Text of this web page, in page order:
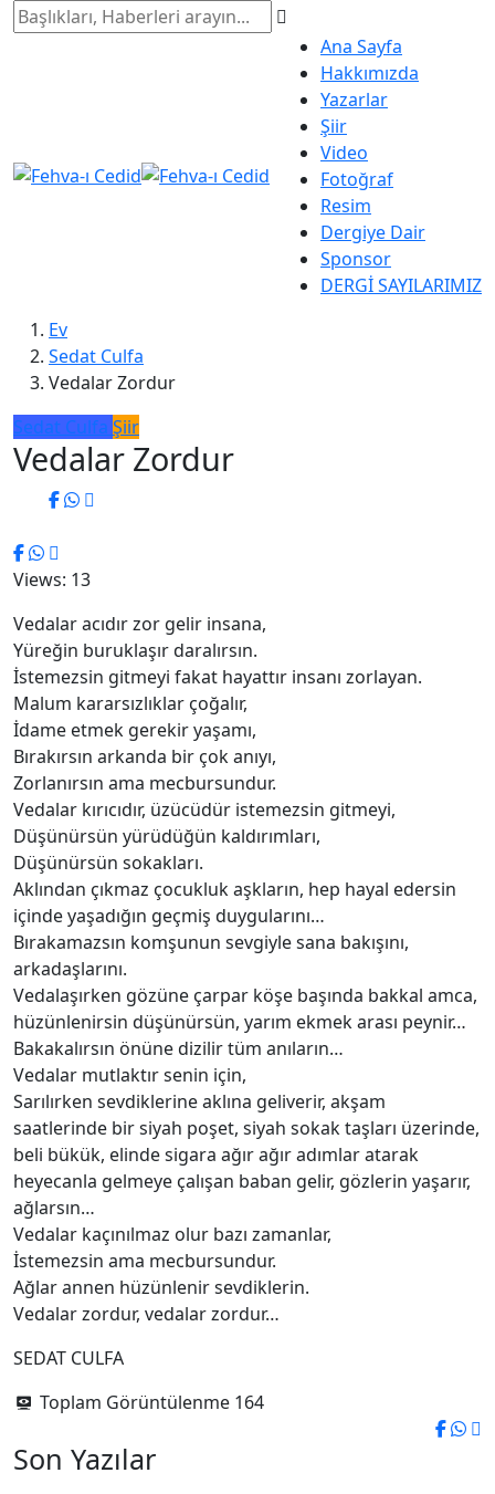
Ana Sayfa
Hakkımızda
Yazarlar
Şiir
Video
Fotoğraf
Resim
Dergiye Dair
Sponsor
DERGİ SAYILARIMIZ
Ev
Sedat Culfa
Vedalar Zordur
Sedat Culfa Şiir
Vedalar Zordur
Views: 13
Vedalar acıdır zor gelir insana,
Yüreğin buruklaşır daralırsın.
İstemezsin gitmeyi fakat hayattır insanı zorlayan.
Malum kararsızlıklar çoğalır,
İdame etmek gerekir yaşamı,
Bırakırsın arkanda bir çok anıyı,
Zorlanırsın ama mecbursundur.
Vedalar kırıcıdır, üzücüdür istemezsin gitmeyi,
Düşünürsün yürüdüğün kaldırımları,
Düşünürsün sokakları.
Aklından çıkmaz çocukluk aşkların, hep hayal edersin
içinde yaşadığın geçmiş duygularını…
Bırakamazsın komşunun sevgiyle sana bakışını,
arkadaşlarını.
Vedalaşırken gözüne çarpar köşe başında bakkal amca,
hüzünlenirsin düşünürsün, yarım ekmek arası peynir…
Bakakalırsın önüne dizilir tüm anıların…
Vedalar mutlaktır senin için,
Sarılırken sevdiklerine aklına geliverir, akşam
saatlerinde bir siyah poşet, siyah sokak taşları üzerinde,
beli bükük, elinde sigara ağır ağır adımlar atarak
heyecanla gelmeye çalışan baban gelir, gözlerin yaşarır,
ağlarsın…
Vedalar kaçınılmaz olur bazı zamanlar,
İstemezsin ama mecbursundur.
Ağlar annen hüzünlenir sevdiklerin.
Vedalar zordur, vedalar zordur…
SEDAT CULFA
Toplam Görüntülenme 164
Son Yazılar